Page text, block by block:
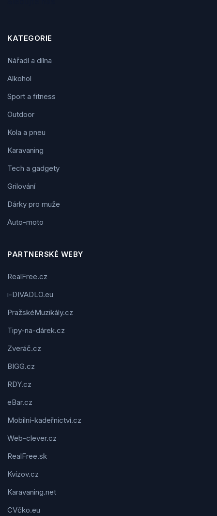
KATEGORIE
Nářadí a dílna
Alkohol
Sport a fitness
Outdoor
Kola a pneu
Karavaning
Tech a gadgety
Grilování
Dárky pro muže
Auto-moto
PARTNERSKÉ WEBY
RealFree.cz
i-DIVADLO.eu
PražskéMuzikály.cz
Tipy-na-dárek.cz
Zveráč.cz
BIGG.cz
RDY.cz
eBar.cz
Mobilní-kadeřnictví.cz
Web-clever.cz
RealFree.sk
Kvízov.cz
Karavaning.net
CVčko.eu